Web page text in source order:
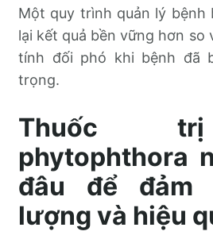
Một quy trình quản lý bệnh
lại kết quả bền vững hơn so
tính đối phó khi bệnh đã
trọng.
Thuốc
phytophthora
đâu để đảm
lượng và hiệu